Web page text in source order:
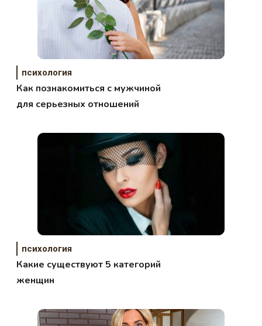
психология
Как познакомиться с мужчиной
для серьезных отношений
психология
Какие существуют 5 категорий
женщин